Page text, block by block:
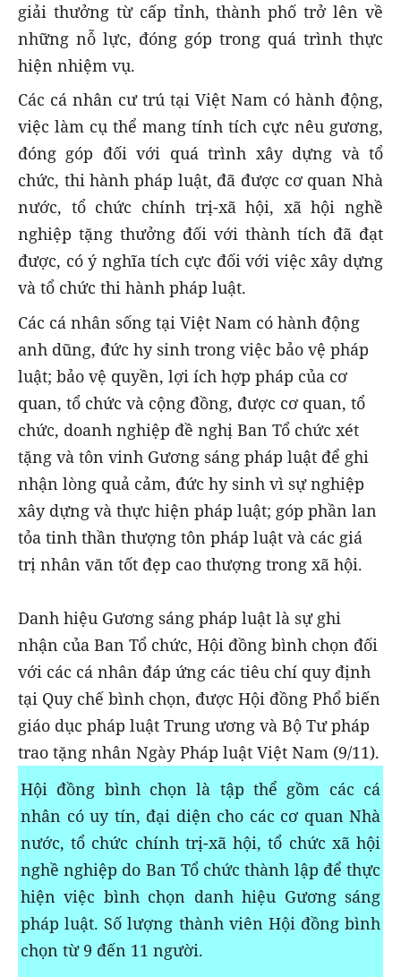
giải thưởng từ cấp tỉnh, thành phố trở lên về
những nỗ lực, đóng góp trong quá trình thực
hiện nhiệm vụ.
Các cá nhân cư trú tại Việt Nam có hành động,
việc làm cụ thể mang tính tích cực nêu gương,
đóng góp đối với quá trình xây dựng và tổ
chức, thi hành pháp luật, đã được cơ quan Nhà
nước, tổ chức chính trị-xã hội, xã hội nghề
nghiệp tặng thưởng đối với thành tích đã đạt
được, có ý nghĩa tích cực đối với việc xây dựng
và tổ chức thi hành pháp luật.
Các cá nhân sống tại Việt Nam có hành động
anh dũng, đức hy sinh trong việc bảo vệ pháp
luật; bảo vệ quyền, lợi ích hợp pháp của cơ
quan, tổ chức và cộng đồng, được cơ quan, tổ
chức, doanh nghiệp đề nghị Ban Tổ chức xét
tặng và tôn vinh Gương sáng pháp luật để ghi
nhận lòng quả cảm, đức hy sinh vì sự nghiệp
xây dựng và thực hiện pháp luật; góp phần lan
tỏa tinh thần thượng tôn pháp luật và các giá
trị nhân văn tốt đẹp cao thượng trong xã hội.
Danh hiệu Gương sáng pháp luật là sự ghi
nhận của Ban Tổ chức, Hội đồng bình chọn đối
với các cá nhân đáp ứng các tiêu chí quy định
tại Quy chế bình chọn, được Hội đồng Phổ biến
giáo dục pháp luật Trung ương và Bộ Tư pháp
trao tặng nhân Ngày Pháp luật Việt Nam (9/11).
Hội đồng bình chọn là tập thể gồm các cá
nhân có uy tín, đại diện cho các cơ quan Nhà
nước, tổ chức chính trị-xã hội, tổ chức xã hội
nghề nghiệp do Ban Tổ chức thành lập để thực
hiện việc bình chọn danh hiệu Gương sáng
pháp luật. Số lượng thành viên Hội đồng bình
chọn từ 9 đến 11 người.